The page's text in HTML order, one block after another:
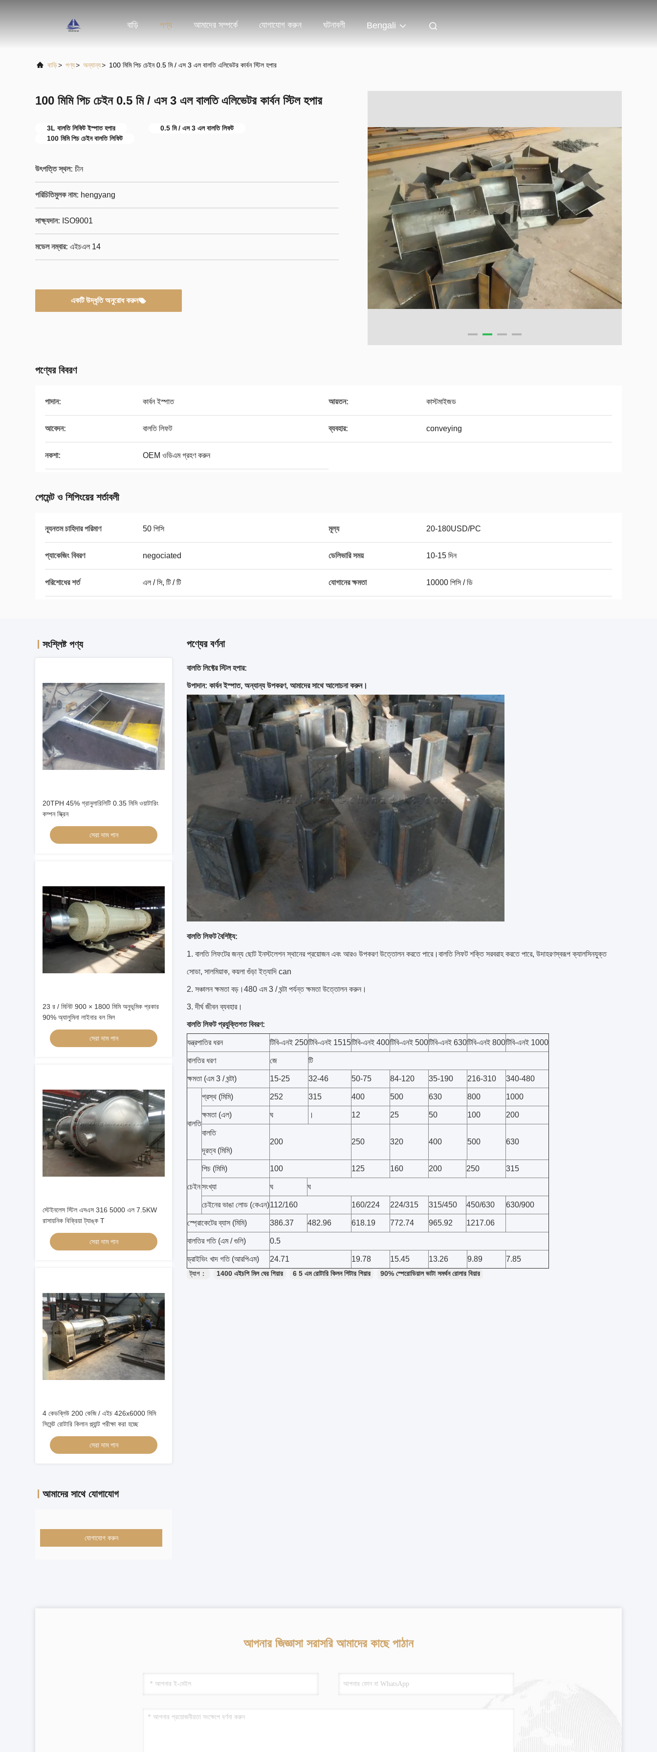
বাড়ি পণ্য আমাদের সম্পর্কে যোগাযোগ করুন ঘটনাবলী Bengali
বাড়ি> পণ্য> অন্যান্য> 100 মিমি পিচ চেইন 0.5 মি / এস 3 এল বালতি এলিভেটর কার্বন স্টিল হপার
100 মিমি পিচ চেইন 0.5 মি / এস 3 এল বালতি এলিভেটর কার্বন স্টিল হপার
3L বালতি লিফিট ইস্পাত হপার
0.5 মি / এস 3 এল বালতি লিফট
100 মিমি পিচ চেইন বালতি লিফিট
উৎপত্তি স্থল: চীন
পরিচিতিমুলক নাম: hengyang
সাক্ষ্যদান: ISO9001
মডেল নম্বার: এইচএল 14
একটি উদ্ধৃতি অনুরোধ করুন
পণ্যের বিবরণ
পাদান: কার্বন ইস্পাত আয়তন: কাস্টমাইজড
আবেদন: বালতি লিফট ব্যবহার: conveying
নকশা: OEM ওডিএম গ্রহণ করুন
পেমেন্ট ও শিপিংয়ের শর্তাবলী
ন্যূনতম চাহিদার পরিমাণ 50 পিসি মূল্য 20-180USD/PC
প্যাকেজিং বিবরণ negociated ডেলিভারি সময় 10-15 দিন
পরিশোধের শর্ত এল / সি, টি / টি যোগানের ক্ষমতা 10000 পিসি / ডি
সংশ্লিষ্ট পণ্য
20TPH 45% গ্রানুলারিলিটি 0.35 মিমি ওয়াটারিং
কম্পন স্ক্রিন
সেরা দাম পান
23 র / মিনিট 900 × 1800 মিমি অনুভূমিক প্রকার
90% অ্যালুমিনা লাইনার বল মিল
সেরা দাম পান
স্টেইনলেস স্টিল এসএস 316 5000 এল 7.5KW
রাসায়নিক বিক্রিয়া ট্যাঙ্ক T
সেরা দাম পান
4 কেডব্লিউ 200 কেজি / এইচ 426x6000 মিমি
সিমেন্ট রোটারি কিলান প্ল্যান্ট পরীক্ষা করা হচ্ছে
সেরা দাম পান
আমাদের সাথে যোগাযোগ
যোগাযোগ করুন
পণ্যের বর্ণনা
বালতি লিফ্টের স্টিল হপার:
উপাদান: কার্বন ইস্পাত, অন্যান্য উপকরণ, আমাদের সাথে আলোচনা করুন।
বালতি লিফটবৈশিষ্ট্য:
1. বালতি লিফটের জন্য ছোট ইনস্টলেশন স্থানের প্রয়োজন এবং আরও উপকরণ উত্তোলন করতে পারে।বালতি লিফট শক্তি সরবরাহ করতে পারে, উদাহরণস্বরূপ ক্যালসিনযুক্ত
সোডা, সালমিয়াক, কয়লা গুঁড়া ইত্যাদি can
2. সঞ্চালন ক্ষমতা বড়।480 এম 3 / ঘন্টা পর্যন্ত ক্ষমতা উত্তোলন করুন।
3. দীর্ঘ জীবন ব্যবহার।
বালতি লিফট প্রযুক্তিগত বিবরণ:
যন্ত্রপাতির ধরন টিবি-এনই 250টিবি-এনই 1515টিবি-এনই 400টিবি-এনই 500টিবি-এনই 630টিবি-এনই 800টিবি-এনই 1000
বালতির ধরণ জে টি
ক্ষমতা (এম 3 / ঘন্টা) 15-25 32-46 50-75 84-120 35-190 216-310 340-480
বালতি
প্রস্থ (মিমি) 252 315 400 500 630 800 1000
ক্ষমতা (এল) ঘ । 12 25 50 100 200
বালতি
দূরত্ব (মিমি)
200 250 320 400 500 630
চেইন
পিচ (মিমি) 100 125 160 200 250 315
সংখ্যা ঘ ঘ
চেইনের ভাঙা লোড (কেএন)112/160 160/224 224/315 315/450 450/630 630/900
স্প্রোকেটের ব্যাস (মিমি) 386.37 482.96 618.19 772.74 965.92 1217.06
বালতির গতি (এম / গুলি) 0.5
ড্রাইভিং খাদ গতি (আরপিএম) 24.71 19.78 15.45 13.26 9.89 7.85
ট্যাগ： 1400 এইচপি মিল ঘের গিয়ার 6 5 এম রোটারি কিলন গিটার গিয়ার 90% স্পেরোডিয়াল ভাটা সমর্থন রোলার বিয়ার
আপনার জিজ্ঞাসা সরাসরি আমাদের কাছে পাঠান